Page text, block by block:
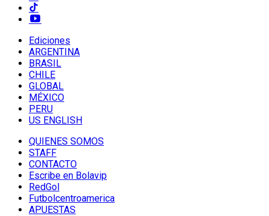
Ediciones
ARGENTINA
BRASIL
CHILE
GLOBAL
MÉXICO
PERU
US ENGLISH
QUIENES SOMOS
STAFF
CONTACTO
Escribe en Bolavip
RedGol
Futbolcentroamerica
APUESTAS